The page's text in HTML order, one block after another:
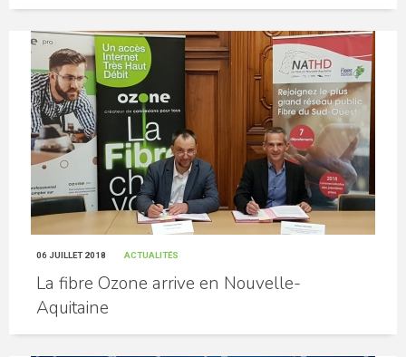
06 JUILLET 2018 ACTUALITÉS
La fibre Ozone arrive en Nouvelle-
Aquitaine